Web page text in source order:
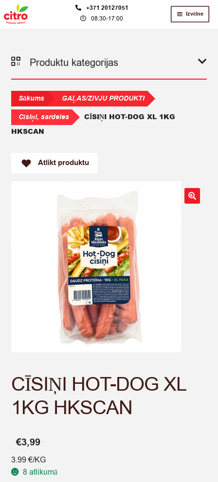
Skip
to
Skip
to
+371 20127051
08:30-17:00
Izvēlne
Produktu kategorijas
Sākums
GAĻAS/ZIVJU PRODUKTI
Cīsiņi, sardeles
CĪSIŅI HOT-DOG XL 1KG
HKSCAN
Atlikt produktu
CĪSIŅI HOT-DOG XL
1KG HKSCAN
€3,99
3.99 €/KG
8 atlikumā